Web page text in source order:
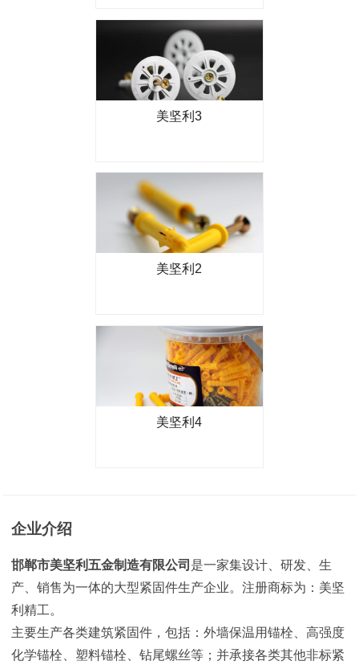
美坚利3
美坚利2
美坚利4
企业介绍
邯郸市美坚利五金制造有限公司 是一家集设计、研发、生
产、销售为一体的大型紧固件生产企业。注册商标为：美坚
利精工。
主要生产各类建筑紧固件，包括：外墙保温用锚栓、高强度
化学锚栓、塑料锚栓、钻尾螺丝等；并承接各类其他非标紧